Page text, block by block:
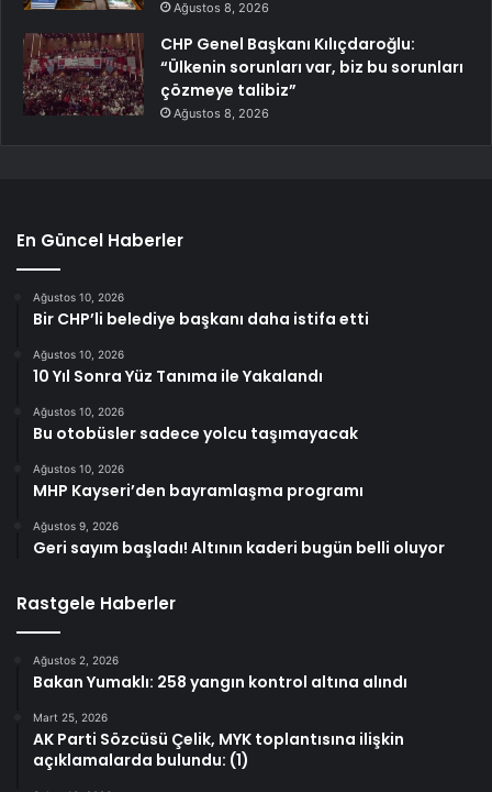
Ağustos 8, 2026
CHP Genel Başkanı Kılıçdaroğlu:
“Ülkenin sorunları var, biz bu sorunları
çözmeye talibiz”
Ağustos 8, 2026
En Güncel Haberler
Ağustos 10, 2026
Bir CHP’li belediye başkanı daha istifa etti
Ağustos 10, 2026
10 Yıl Sonra Yüz Tanıma ile Yakalandı
Ağustos 10, 2026
Bu otobüsler sadece yolcu taşımayacak
Ağustos 10, 2026
MHP Kayseri’den bayramlaşma programı
Ağustos 9, 2026
Geri sayım başladı! Altının kaderi bugün belli oluyor
Rastgele Haberler
Ağustos 2, 2026
Bakan Yumaklı: 258 yangın kontrol altına alındı
Mart 25, 2026
AK Parti Sözcüsü Çelik, MYK toplantısına ilişkin
açıklamalarda bulundu: (1)